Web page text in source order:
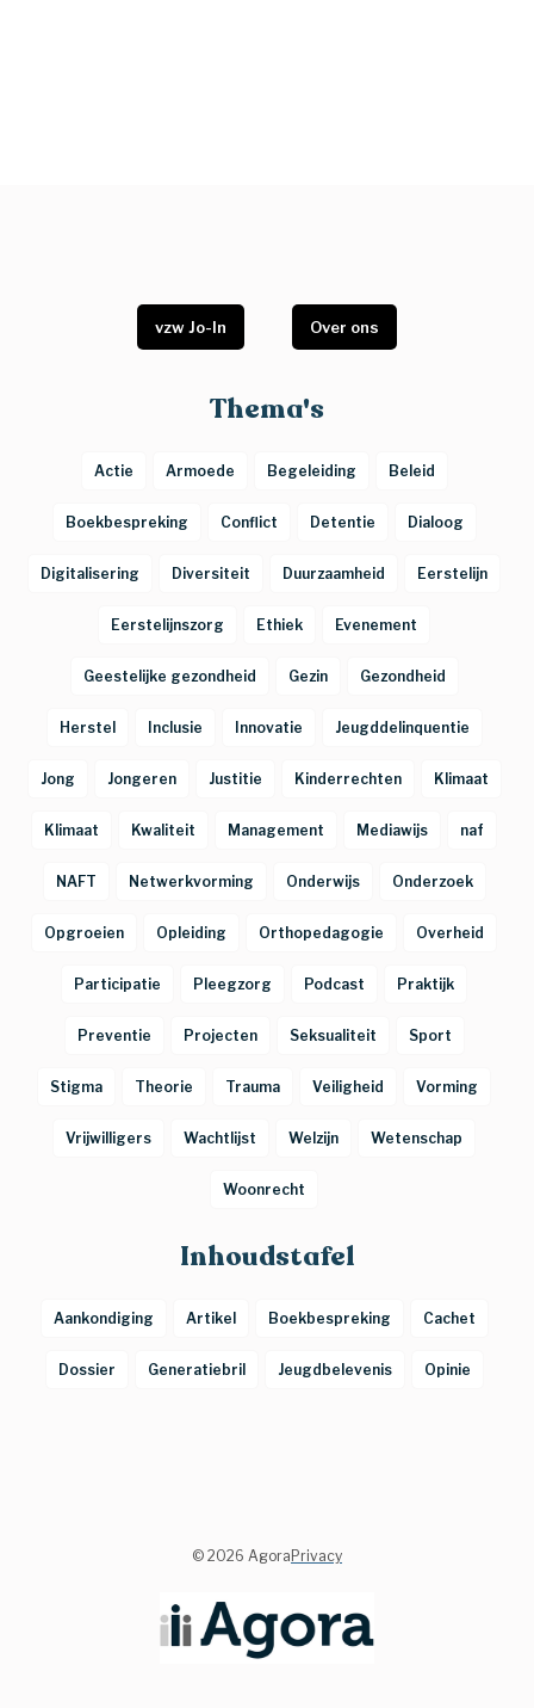
Inhoudstafel
Aankondiging Artikel Boekbespreking Cachet
Dossier Generatiebril Jeugdbelevenis Opinie
Thema's
Actie Armoede Begeleiding Beleid
Boekbespreking Conflict Detentie Dialoog
Digitalisering Diversiteit Duurzaamheid Eerstelijn
Eerstelijnszorg Ethiek Evenement
Geestelijke gezondheid Gezin Gezondheid
Herstel Inclusie Innovatie Jeugddelinquentie
Jong Jongeren Justitie Kinderrechten Klimaat
Klimaat Kwaliteit Management Mediawijs naf
NAFT Netwerkvorming Onderwijs Onderzoek
Opgroeien Opleiding Orthopedagogie Overheid
Participatie Pleegzorg Podcast Praktijk
Preventie Projecten Seksualiteit Sport
Stigma Theorie Trauma Veiligheid Vorming
Vrijwilligers Wachtlijst Welzijn Wetenschap
Woonrecht
vzw Jo-In Over ons
© 2026 Agora Privacy